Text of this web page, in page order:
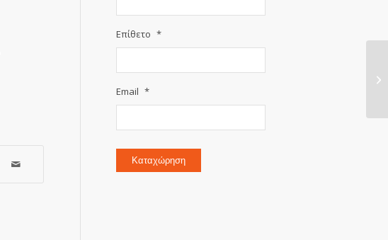
Επίθετο *
Email *
Καταχώρηση